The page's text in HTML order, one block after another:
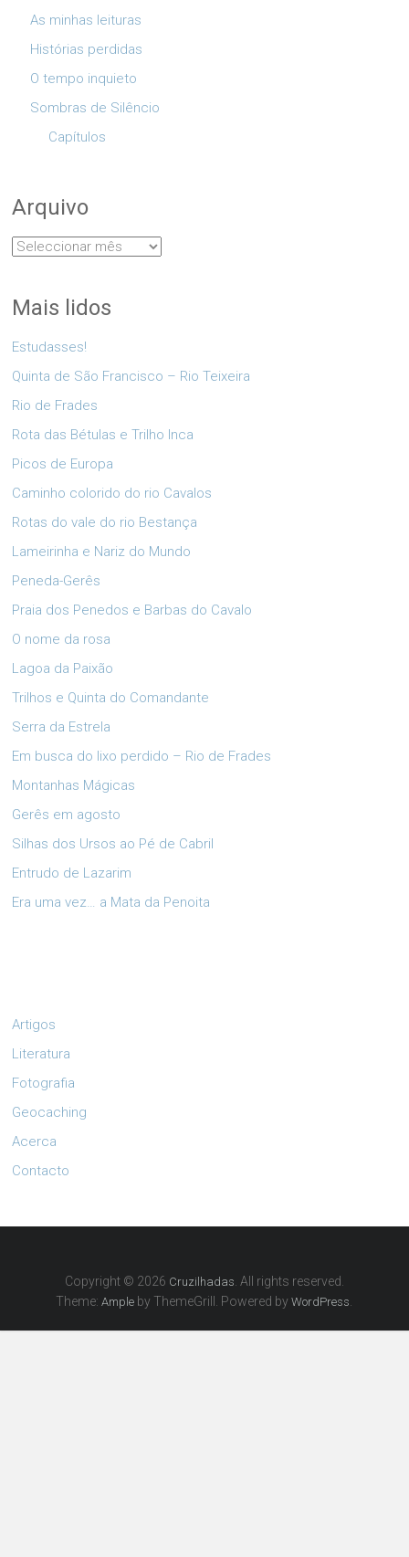
As minhas leituras
Histórias perdidas
O tempo inquieto
Sombras de Silêncio
Capítulos
Arquivo
Arquivo
Mais lidos
Estudasses!
Quinta de São Francisco – Rio Teixeira
Rio de Frades
Rota das Bétulas e Trilho Inca
Picos de Europa
Caminho colorido do rio Cavalos
Rotas do vale do rio Bestança
Lameirinha e Nariz do Mundo
Peneda-Gerês
Praia dos Penedos e Barbas do Cavalo
O nome da rosa
Lagoa da Paixão
Trilhos e Quinta do Comandante
Serra da Estrela
Em busca do lixo perdido – Rio de Frades
Montanhas Mágicas
Gerês em agosto
Silhas dos Ursos ao Pé de Cabril
Entrudo de Lazarim
Era uma vez… a Mata da Penoita
Artigos
Literatura
Fotografia
Geocaching
Acerca
Contacto
Copyright © 2026 Cruzilhadas . All rights reserved.
Theme:Ample by ThemeGrill. Powered byWordPress